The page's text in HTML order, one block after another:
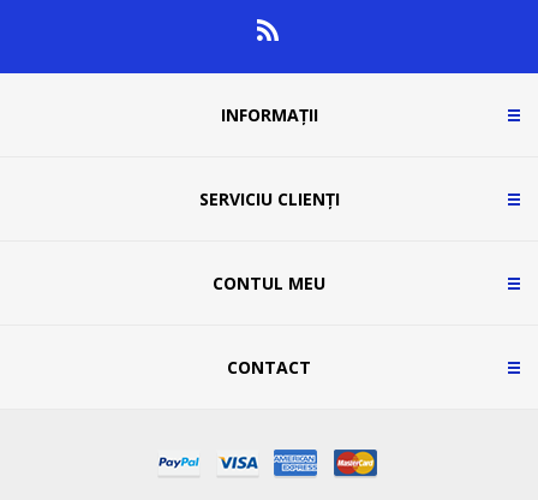
INFORMAȚII
SERVICIU CLIENȚI
CONTUL MEU
CONTACT